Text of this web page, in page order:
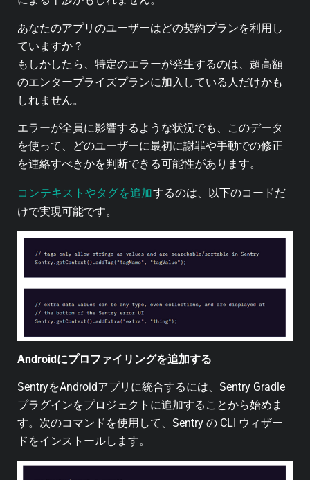
あなたのアプリのユーザーはどの契約プランを利用し
ていますか？
もしかしたら、特定のエラーが発生するのは、超高額
のエンタープライズプランに加入している人だけかも
しれません。
エラーが全員に影響するような状況でも、このデータ
を使って、どのユーザーに最初に謝罪や手動での修正
を連絡すべきかを判断できる可能性があります。
コンテキストやタグを追加するのは、以下のコードだ
けで実現可能です。
Androidにプロファイリングを追加する
SentryをAndroidアプリに統合するには、Sentry Gradle
プラグインをプロジェクトに追加することから始めま
す。次のコマンドを使用して、Sentry の CLI ウィザー
ドをインストールします。